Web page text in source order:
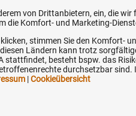
(Festnetz): Hilfe &
von Drittanbietern, ein, die
die Komfort- und Marketing-
klicken, stimmen Sie den
diesen Ländern kann trotz
stattfindet, besteht bspw. das
durchsetzbar sind.
|Cookieübersicht